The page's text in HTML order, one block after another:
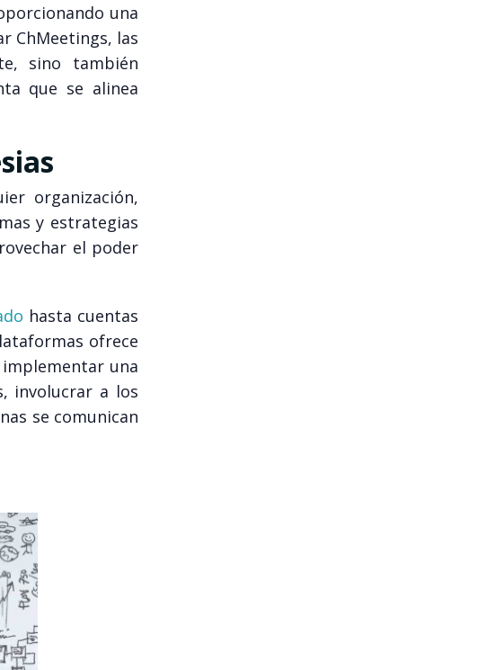
una
ChMeetings, las
sino también
que se alinea
organización,
y estrategias
el poder
hasta cuentas
ofrece
una
involucrar a los
se comunican